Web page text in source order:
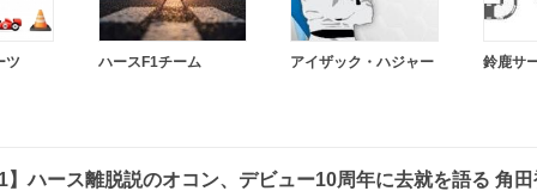
ツ ハースF1チーム アイザック・ハジャー 鈴鹿サ
】ハース離脱説のオコン、デビュー10周年に去就を語る 角